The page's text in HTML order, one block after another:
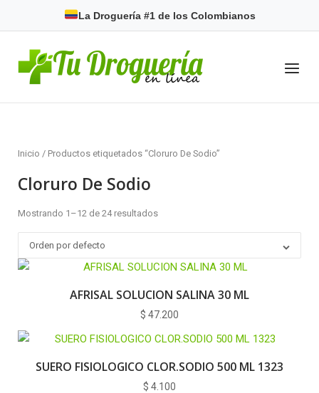
La Droguería #1 de los Colombianos
Home
Menu
Inicio / Productos etiquetados “Cloruro De Sodio”
Cloruro De Sodio
Mostrando 1–12 de 24 resultados
Orden por defecto
AFRISAL SOLUCION SALINA 30 ML
$ 47.200
SUERO FISIOLOGICO CLOR.SODIO 500 ML 1323
$ 4.100